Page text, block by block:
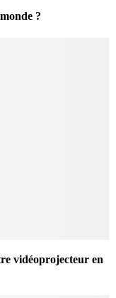
?
vidéoprojecteur en